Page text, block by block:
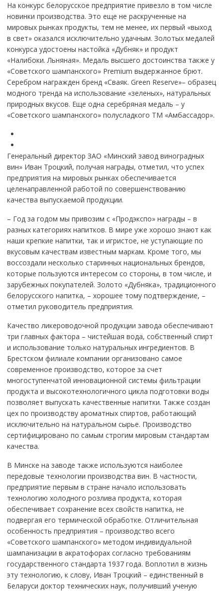
На конкурс белорусское предприятие привезло в том числе
новинки производства. Это еще не раскрученные на
мировых рынках продукты, тем не менее, их первый «выход
в свет» оказался исключительно удачным. Золотых медалей
конкурса удостоены настойка «Дубняк» и продукт
«Налибоки. Льняная». Медаль высшего достоинства также у
«Советского шампанского» Premium выдержанное брют.
Серебром награжден бренд «Сваяк. Green Reserve»– образец
модного тренда на использование «зеленых», натуральных
природных вкусов. Еще одна серебряная медаль – у
«Советского шампанского» полусладкого ТМ «Амбассадор».
Генеральный директор ЗАО «Минский завод виноградных
вин» Иван Троцкий, получая награды, отметил, что успех
предприятия на мировых рынках обеспечивается
целенаправленной работой по совершенствованию
качества выпускаемой продукции.
– Год за годом мы привозим с «Продэкспо» награды – в
разных категориях напитков. В мире уже хорошо знают как
наши крепкие напитки, так и игристое, не уступающие по
вкусовым качествам известным маркам. Кроме того, мы
воссоздали несколько старинных национальных брендов,
которые пользуются интересом со стороны, в том числе, и
зарубежных покупателей. Золото «Дубняка», традиционного
белорусского напитка, – хорошее тому подтверждение, –
отметил руководитель предприятия.
Качество ликероводочной продукции завода обеспечивают
три главных фактора – чистейшая вода, собственный спирт
и использование только натуральных ингредиентов. В
Брестском филиале компании организовано самое
современное производство, которое за счет
многоступенчатой инновационной системы фильтрации
продукта и высокотехнологичного цикла подготовки воды
позволяет выпускать качественные напитки. Также создан
цех по производству ароматных спиртов, работающий
исключительно на натуральном сырье. Производство
сертифицировано по самым строгим мировым стандартам
качества.
В Минске на заводе также используются наиболее
передовые технологии производства вин. В частности,
предприятие первым в стране начало использовать
технологию холодного розлива продукта, которая
обеспечивает сохранение всех свойств напитка, не
подвергая его термической обработке. Отличительная
особенность предприятия – производство всего
«Советского шампанского» методом индивидуальной
шампанизации в акратофорах согласно требованиям
государственного стандарта 1937 года. Воплотил в жизнь
эту технологию, к слову, Иван Троцкий – единственный в
Беларуси доктор технических наук, получивший ученую